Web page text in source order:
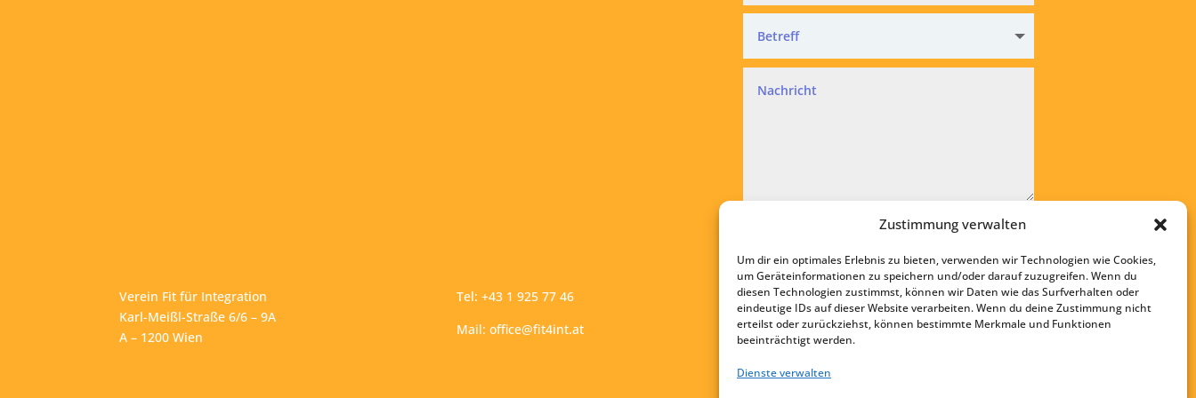
Zustimmung verwalten
Um dir ein optimales Erlebnis zu bieten, verwenden wir Technologien wie Cookies,
um Geräteinformationen zu speichern und/oder darauf zuzugreifen. Wenn du
diesen Technologien zustimmst, können wir Daten wie das Surfverhalten oder
eindeutige IDs auf dieser Website verarbeiten. Wenn du deine Zustimmung nicht
erteilst oder zurückziehst, können bestimmte Merkmale und Funktionen
beeinträchtigt werden.
Dienste verwalten
Datenschutz
Datenschutzvereinbarung
Absenden
Verein Fit für Integration
Karl-Meißl-Straße 6/6 – 9A
A – 1200 Wien
Tel: +43 1 925 77 46
Mail: office@fit4int.at
Startseite
Kontakt
Impressum
Datenschutz